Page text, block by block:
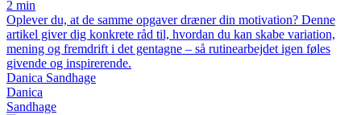
2 min
Oplever du, at de samme opgaver dræner din motivation? Denne
artikel giver dig konkrete råd til, hvordan du kan skabe variation,
mening og fremdrift i det gentagne – så rutinearbejdet igen føles
givende og inspirerende.
Danica Sandhage
Danica
Sandhage